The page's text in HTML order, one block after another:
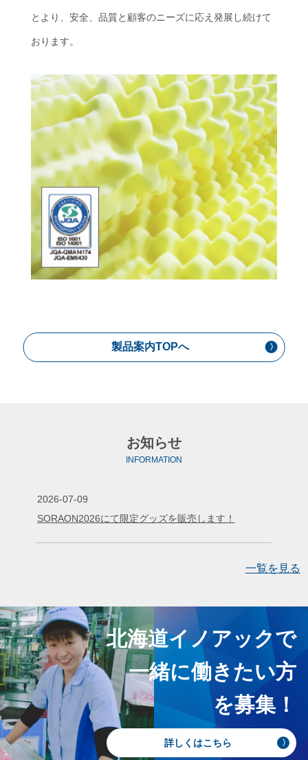
とより、安全、品質と顧客のニーズに応え発展し続けて
おります。
製品案内TOPへ
お知らせ
INFORMATION
2026-07-09
SORAON2026にて限定グッズを販売します！
一覧を見る
北海道イノアックで
一緒に働きたい方
を募集！
詳しくはこちら